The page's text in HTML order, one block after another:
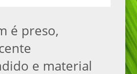
é preso,
e material